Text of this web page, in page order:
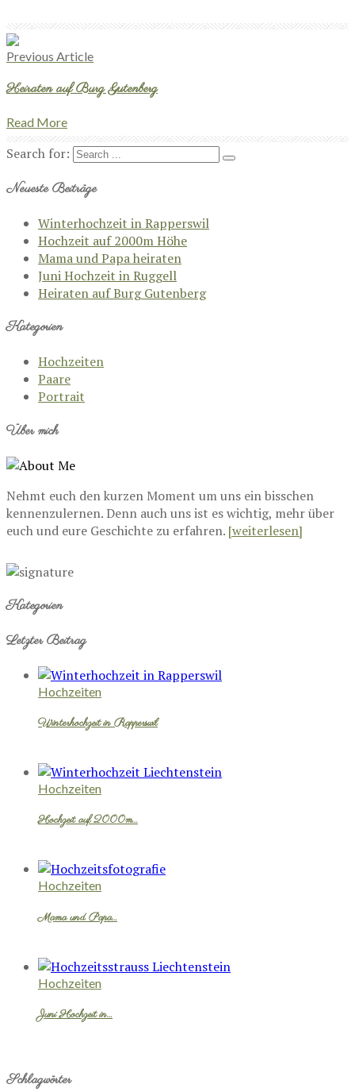
Previous Article
Heiraten auf Burg Gutenberg
Read More
Search for:
Neueste Beiträge
Winterhochzeit in Rapperswil
Hochzeit auf 2000m Höhe
Mama und Papa heiraten
Juni Hochzeit in Ruggell
Heiraten auf Burg Gutenberg
Kategorien
Hochzeiten
Paare
Portrait
Über mich
Nehmt euch den kurzen Moment um uns ein bisschen
kennenzulernen. Denn auch uns ist es wichtig, mehr über
euch und eure Geschichte zu erfahren. [weiterlesen]
Kategorien
Letzter Beitrag
Hochzeiten
Winterhochzeit in Rapperswil
Hochzeiten
Hochzeit auf 2000m…
Hochzeiten
Mama und Papa…
Hochzeiten
Juni Hochzeit in…
Schlagwörter